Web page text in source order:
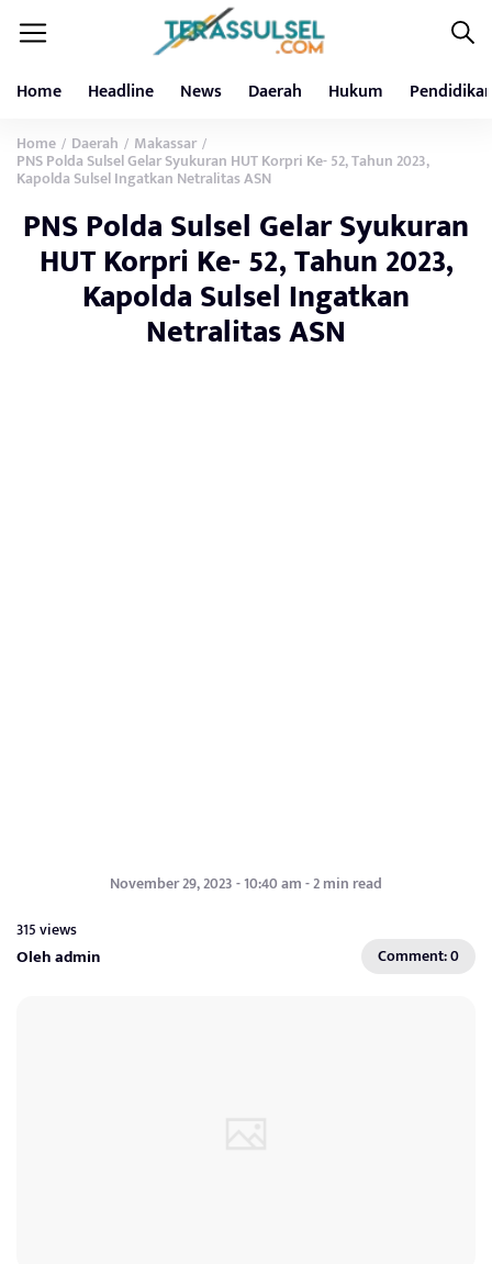
Home Headline News Daerah Hukum
Home / Daerah / Makassar /
PNS Polda Sulsel Gelar Syukuran HUT Korpri Ke- 52, Tahun 2023,
Kapolda Sulsel Ingatkan Netralitas ASN
PNS Polda Sulsel Gelar Syukuran
HUT Korpri Ke- 52, Tahun 2023,
Kapolda Sulsel Ingatkan
Netralitas ASN
November 29, 2023 - 10:40 am - 2 min read
315 views
Oleh admin Comment: 0